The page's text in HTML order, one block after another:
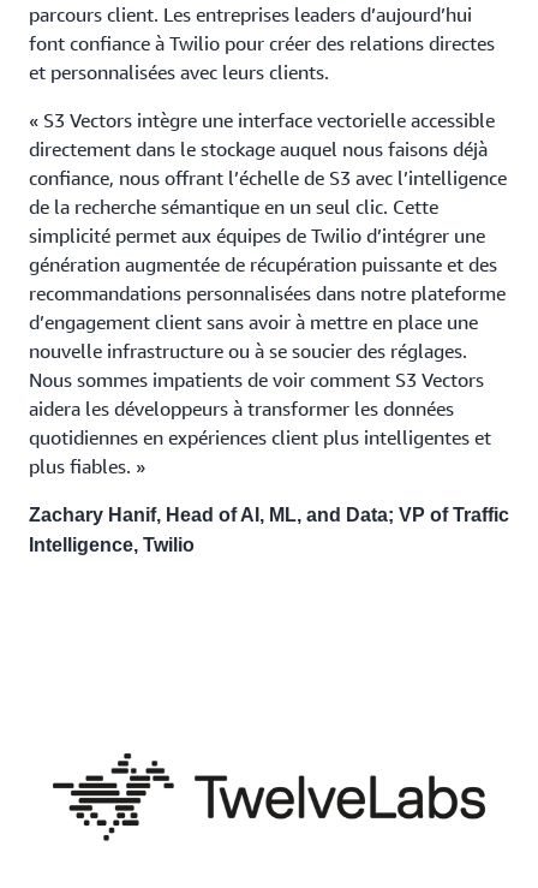
parcours client. Les entreprises leaders d’aujourd’hui
font confiance à Twilio pour créer des relations directes
et personnalisées avec leurs clients.
« S3 Vectors intègre une interface vectorielle accessible
directement dans le stockage auquel nous faisons déjà
confiance, nous offrant l’échelle de S3 avec l’intelligence
de la recherche sémantique en un seul clic. Cette
simplicité permet aux équipes de Twilio d’intégrer une
génération augmentée de récupération puissante et des
recommandations personnalisées dans notre plateforme
d’engagement client sans avoir à mettre en place une
nouvelle infrastructure ou à se soucier des réglages.
Nous sommes impatients de voir comment S3 Vectors
aidera les développeurs à transformer les données
quotidiennes en expériences client plus intelligentes et
plus fiables. »
Zachary Hanif, Head of AI, ML, and Data; VP of Traffic
Intelligence, Twilio